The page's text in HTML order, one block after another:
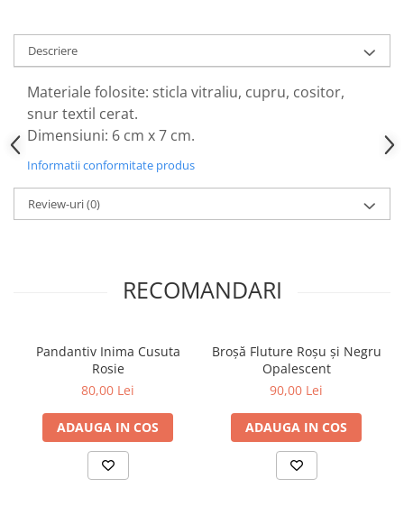
Descriere
Materiale folosite: sticla vitraliu, cupru, cositor,
snur textil cerat.
Dimensiuni: 6 cm x 7 cm.
Informatii conformitate produs
Review-uri(0)
RECOMANDARI
Pandantiv Inima Cusuta
Rosie
80,00 Lei
ADAUGA IN COS
Broșă Fluture Roșu și Negru
Opalescent
90,00 Lei
ADAUGA IN COS